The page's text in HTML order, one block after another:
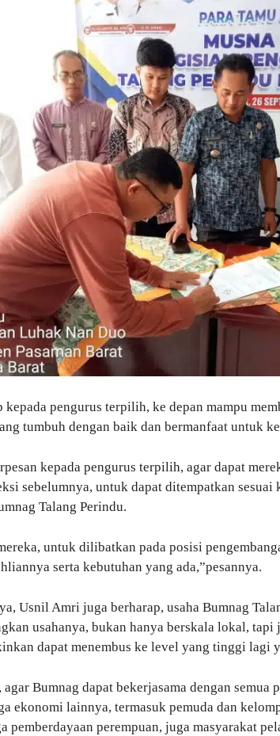
pengurus terpilih, ke depan mampu
tumbuh dengan baik dan bermanfaat untuk
kepada pengurus terpilih, agar dapat
sebelumnya, untuk dapat ditempatkan sesuai
Talang Perindu.
untuk dilibatkan pada posisi
serta kebutuhan yang ada,”pesannya.
Usnil Amri juga berharap, usaha Bumnag
usahanya, bukan hanya berskala lokal, tapi
dapat menembus ke level yang tinggi lagi
Bumnag dapat bekerjasama dengan semua
ekonomi lainnya, termasuk pemuda dan
pemberdayaan perempuan, juga masyarakat